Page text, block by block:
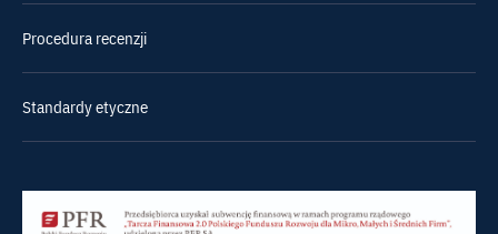
Procedura recenzji
Standardy etyczne